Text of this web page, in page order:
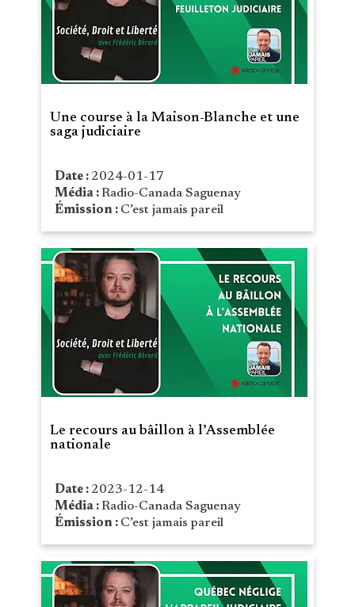
Une course à la Maison-Blanche et une
saga judiciaire
Date : 2024-01-17
Média :Radio-Canada Saguenay
Émission : C’est jamais pareil
Le recours au bâillon à l’Assemblée
nationale
Date : 2023-12-14
Média :Radio-Canada Saguenay
Émission : C’est jamais pareil